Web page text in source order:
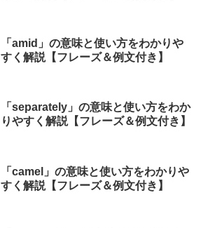
「amid」の意味と使い方をわかりや
すく解説【フレーズ＆例文付き】
「separately」の意味と使い方をわか
りやすく解説【フレーズ＆例文付き】
「camel」の意味と使い方をわかりや
すく解説【フレーズ＆例文付き】